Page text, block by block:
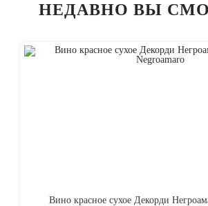
НЕДАВНО ВЫ
Вино красное сухое Декорди